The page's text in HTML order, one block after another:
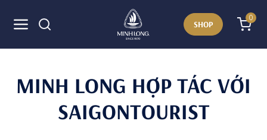
SHOP
0
MINH LONG HỢP TÁC VỚI
SAIGONTOURIST